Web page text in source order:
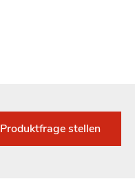
Produktfrage stellen